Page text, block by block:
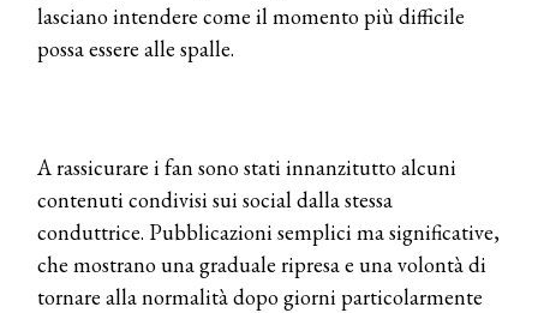
lasciano intendere come il momento più difficile
possa essere alle spalle.
A rassicurare i fan sono stati innanzitutto alcuni
contenuti condivisi sui social dalla stessa
conduttrice. Pubblicazioni semplici ma significative,
che mostrano una graduale ripresa e una volontà di
tornare alla normalità dopo giorni particolarmente